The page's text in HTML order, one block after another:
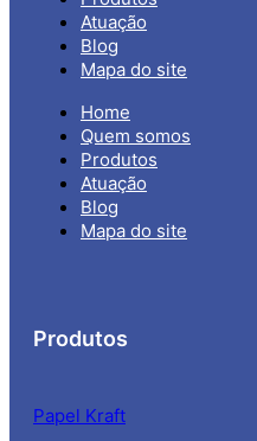
Atuação
Blog
Mapa do site
Home
Quem somos
Produtos
Atuação
Blog
Mapa do site
Produtos
Papel Kraft